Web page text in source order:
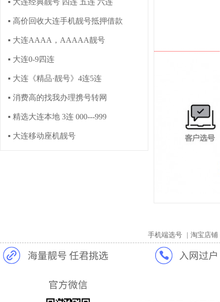
▪ 大连经典靓号 四连 五连 六连
▪ 高价回收大连手机靓号抵押借款
▪ 大连AAAA，AAAAA靓号
▪ 大连0-9四连
▪ 大连《精品·靓号》4连5连
▪ 消费高的找我办理携号转网
▪ 精选大连本地 3连 000---999
▪ 大连移动座机靓号
手机端选号 淘宝店铺